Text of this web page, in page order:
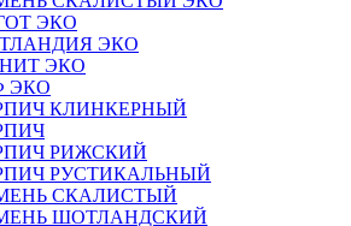
ЭКО
ЭКО
ЭКО
ЭКО
КЛИНКЕРНЫЙ
РИЖСКИЙ
РУСТИКАЛЬНЫЙ
СКАЛИСТЫЙ
ШОТЛАНДСКИЙ